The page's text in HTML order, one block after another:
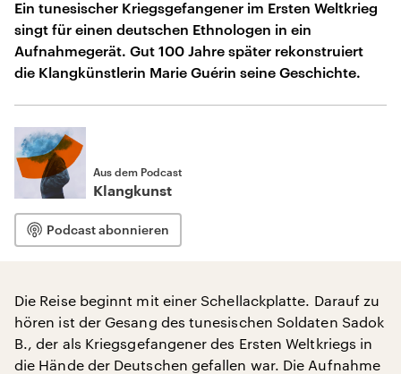
Ein tunesischer Kriegsgefangener im Ersten Weltkrieg
singt für einen deutschen Ethnologen in ein
Aufnahmegerät. Gut 100 Jahre später rekonstruiert
die Klangkünstlerin Marie Guérin seine Geschichte.
Aus dem Podcast
Klangkunst
Podcast abonnieren
Die Reise beginnt mit einer Schellackplatte. Darauf zu
hören ist der Gesang des tunesischen Soldaten Sadok
B., der als Kriegsgefangener des Ersten Weltkriegs in
die Hände der Deutschen gefallen war. Die Aufnahme